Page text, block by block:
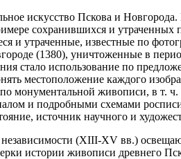
искусство Пскова и
сохранившихся и
и утраченные, известные по
(1380), уничтоженные в
стало использование по
местоположение каждого
монументальной живописи, в т.
и подробными схемами
источник научного и
(XIII-XV вв.)
истории живописи древнего